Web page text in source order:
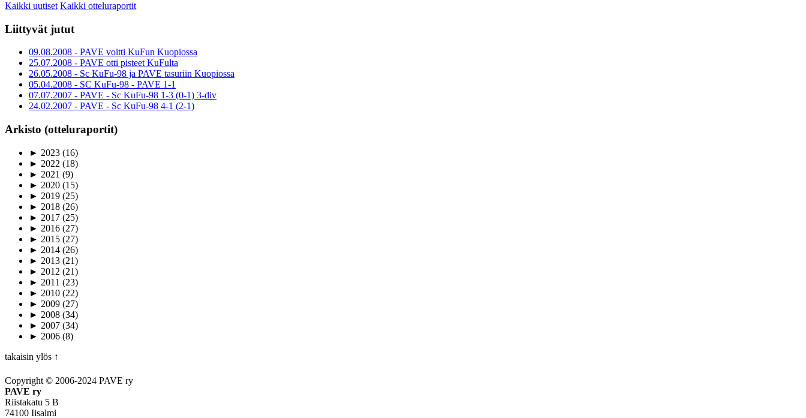
Kaikki uutiset Kaikki otteluraportit
Liittyvät jutut
09.08.2008 - PAVE voitti KuFun Kuopiossa
25.07.2008 - PAVE otti pisteet KuFulta
26.05.2008 - Sc KuFu-98 ja PAVE tasuriin Kuopiossa
05.04.2008 - SC KuFu-98 - PAVE 1-1
07.07.2007 - PAVE - Sc KuFu-98 1-3 (0-1) 3-div
24.02.2007 - PAVE - Sc KuFu-98 4-1 (2-1)
Arkisto (otteluraportit)
► 2023 (16)
► 2022 (18)
► 2021 (9)
► 2020 (15)
► 2019 (25)
► 2018 (26)
► 2017 (25)
► 2016 (27)
► 2015 (27)
► 2014 (26)
► 2013 (21)
► 2012 (21)
► 2011 (23)
► 2010 (22)
► 2009 (27)
► 2008 (34)
► 2007 (34)
► 2006 (8)
takaisin ylös ↑
Copyright © 2006-2024 PAVE ry
PAVE ry
Riistakatu 5 B
74100 Iisalmi